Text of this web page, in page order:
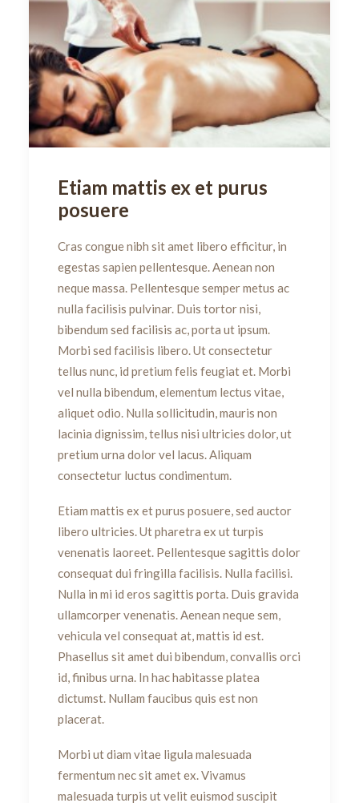
Etiam mattis ex et purus
posuere
Cras congue nibh sit amet libero efficitur, in
egestas sapien pellentesque. Aenean non
neque massa. Pellentesque semper metus ac
nulla facilisis pulvinar. Duis tortor nisi,
bibendum sed facilisis ac, porta ut ipsum.
Morbi sed facilisis libero. Ut consectetur
tellus nunc, id pretium felis feugiat et. Morbi
vel nulla bibendum, elementum lectus vitae,
aliquet odio. Nulla sollicitudin, mauris non
lacinia dignissim, tellus nisi ultricies dolor, ut
pretium urna dolor vel lacus. Aliquam
consectetur luctus condimentum.
Etiam mattis ex et purus posuere, sed auctor
libero ultricies. Ut pharetra ex ut turpis
venenatis laoreet. Pellentesque sagittis dolor
consequat dui fringilla facilisis. Nulla facilisi.
Nulla in mi id eros sagittis porta. Duis gravida
ullamcorper venenatis. Aenean neque sem,
vehicula vel consequat at, mattis id est.
Phasellus sit amet dui bibendum, convallis orci
id, finibus urna. In hac habitasse platea
dictumst. Nullam faucibus quis est non
placerat.
Morbi ut diam vitae ligula malesuada
fermentum nec sit amet ex. Vivamus
malesuada turpis ut velit euismod suscipit